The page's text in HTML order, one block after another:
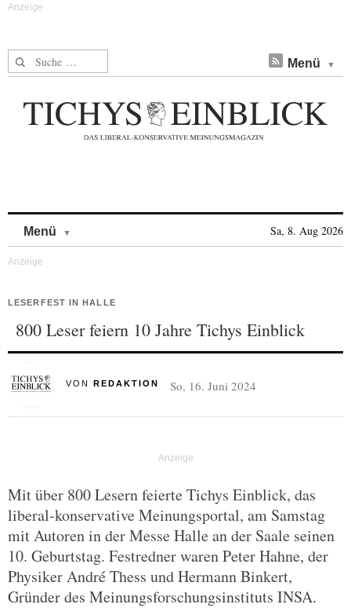
Suche nach: Menü
Menü Sa, 8. Aug 2026
LESERFEST IN HALLE
800 Leser feiern 10 Jahre Tichys Einblick
VON REDAKTION So, 16. Juni 2024
Mit über 800 Lesern feierte Tichys Einblick, das
liberal-konservative Meinungsportal, am Samstag
mit Autoren in der Messe Halle an der Saale seinen
10. Geburtstag. Festredner waren Peter Hahne, der
Physiker André Thess und Hermann Binkert,
Gründer des Meinungsforschungsinstituts INSA.